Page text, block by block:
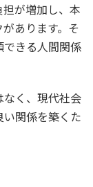
が増加し、本
あります。そ
きる人間関係
なく、現代社会
関係を築くた